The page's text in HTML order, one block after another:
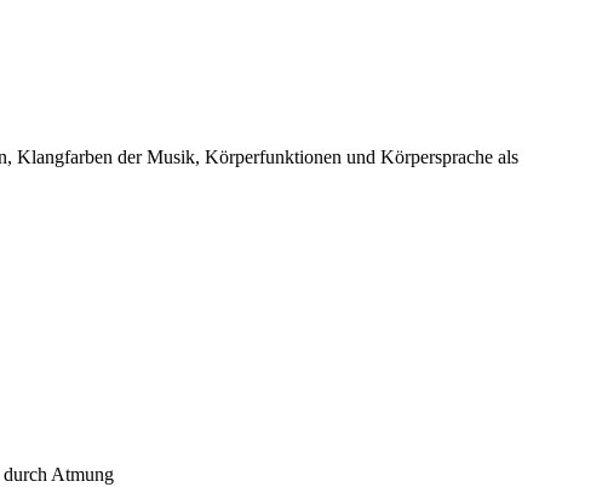
Klangfarben der Musik, Körperfunktionen und Körpersprache als
durch Atmung